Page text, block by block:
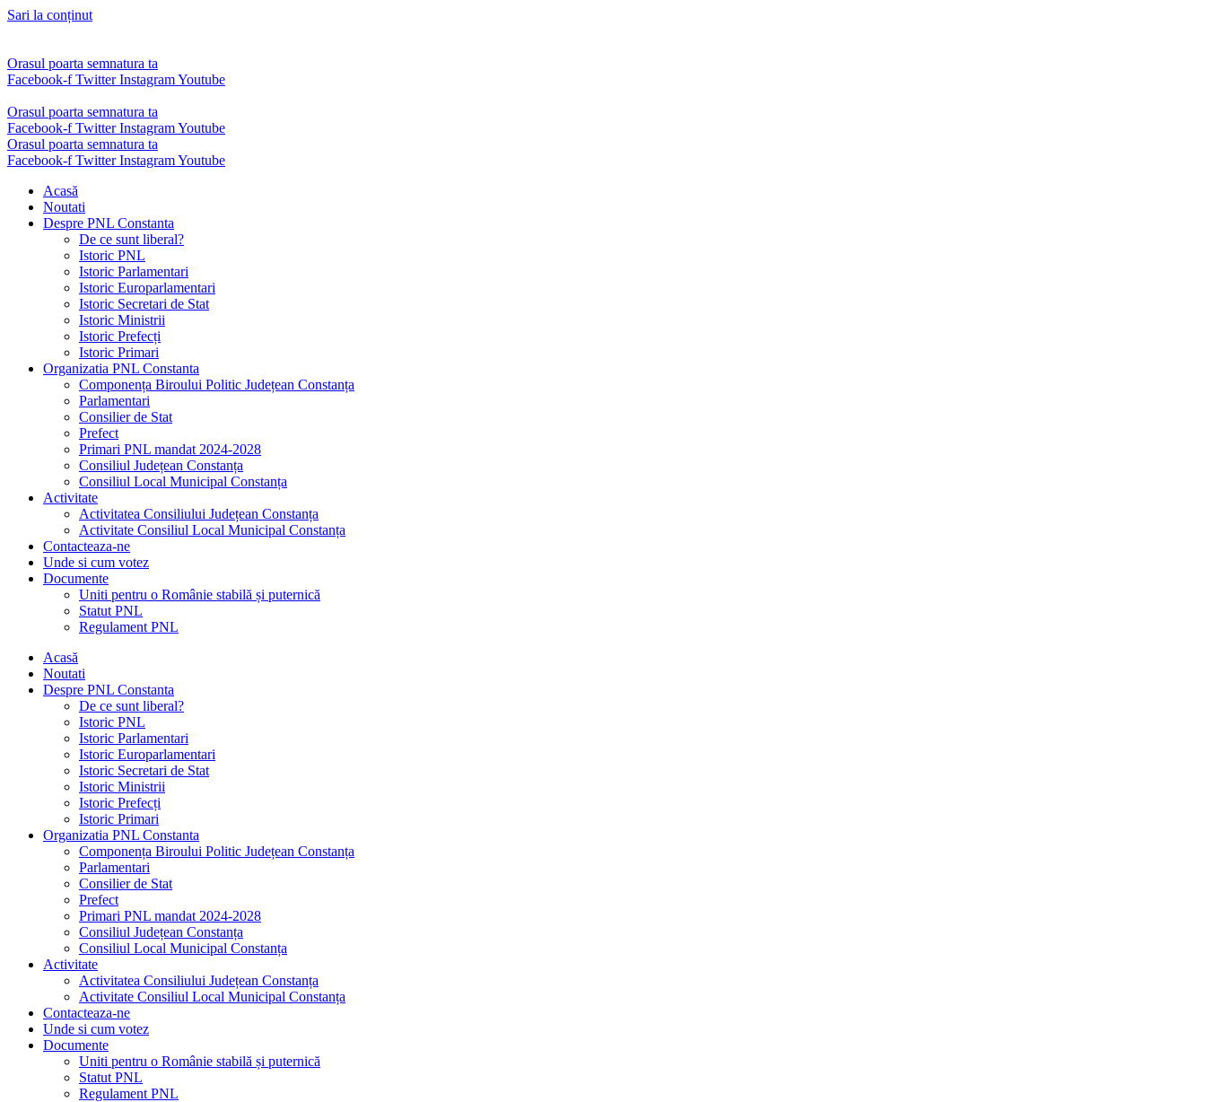
Sari la conținut
Orasul poarta semnatura ta
Facebook-f Twitter InstagramYoutube
Orasul poarta semnatura ta
Facebook-f Twitter InstagramYoutube
Orasul poarta semnatura ta
Facebook-f Twitter InstagramYoutube
Acasă
Noutati
Despre PNL Constanta
De ce sunt liberal?
Istoric PNL
Istoric Parlamentari
Istoric Europarlamentari
Istoric Secretari de Stat
Istoric Ministrii
Istoric Prefecți
Istoric Primari
Organizatia PNL Constanta
Componența Biroului Politic Județean Constanța
Parlamentari
Consilier de Stat
Prefect
Primari PNL mandat 2024-2028
Consiliul Județean Constanța
Consiliul Local Municipal Constanța
Activitate
Activitatea Consiliului Județean Constanța
Activitate Consiliul Local Municipal Constanța
Contacteaza-ne
Unde si cum votez
Documente
Uniti pentru o Românie stabilă și puternică
Statut PNL
Regulament PNL
Acasă
Noutati
Despre PNL Constanta
De ce sunt liberal?
Istoric PNL
Istoric Parlamentari
Istoric Europarlamentari
Istoric Secretari de Stat
Istoric Ministrii
Istoric Prefecți
Istoric Primari
Organizatia PNL Constanta
Componența Biroului Politic Județean Constanța
Parlamentari
Consilier de Stat
Prefect
Primari PNL mandat 2024-2028
Consiliul Județean Constanța
Consiliul Local Municipal Constanța
Activitate
Activitatea Consiliului Județean Constanța
Activitate Consiliul Local Municipal Constanța
Contacteaza-ne
Unde si cum votez
Documente
Uniti pentru o Românie stabilă și puternică
Statut PNL
Regulament PNL